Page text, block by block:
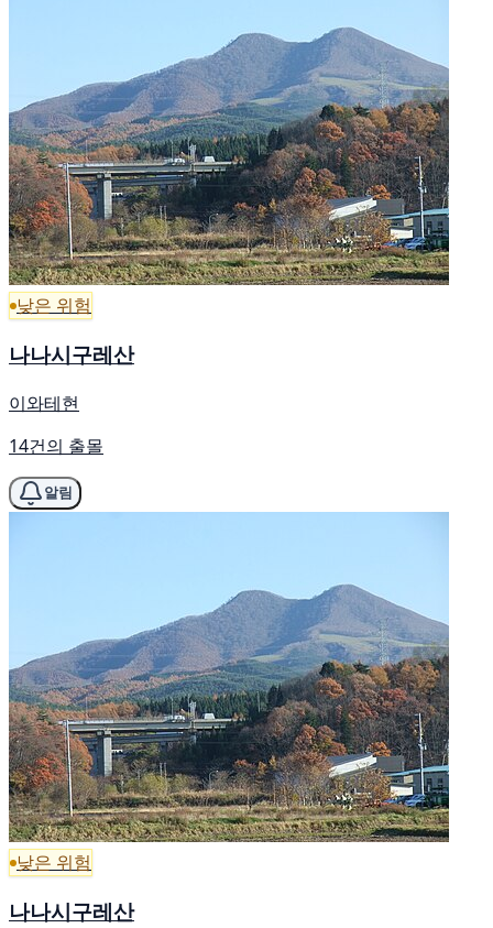
낮은 위험
나나시구레산
이와테현
14건의 출몰
알림
낮은 위험
나나시구레산